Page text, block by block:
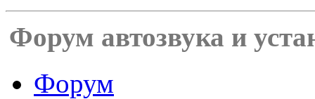
Форум автозвука и
Форум